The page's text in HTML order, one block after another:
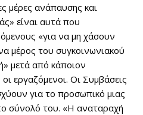
μέρες ανάπαυσης και
είναι αυτά που
«για να μη χάσουν
μέρος του συγκοινωνιακού
μετά από κάποιον
εργαζόμενοι. Οι Συμβάσεις
για το προσωπικό μιας
σύνολό του. «Η αναταραχή